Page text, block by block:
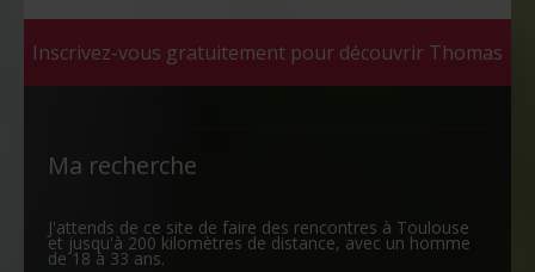
Inscrivez-vous gratuitement pour découvrir Thomas
Ma recherche
J'attends de ce site de faire des rencontres à Toulouse
et jusqu'à 200 kilomètres de distance, avec un homme
de 18 à 33 ans.